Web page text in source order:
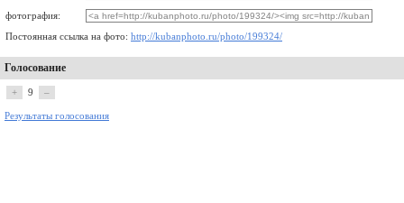
фотография:
Постоянная ссылка на фото: http://kubanphoto.ru/photo/199324/
Голосование
+ 9 –
Результаты голосования